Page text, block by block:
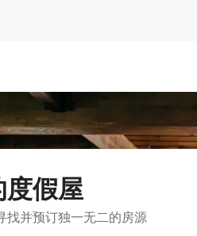
度假屋
找并预订独一无二的房源